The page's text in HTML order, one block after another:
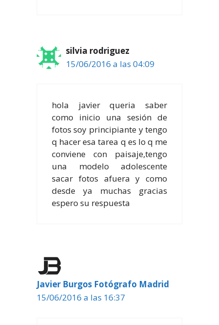
silvia rodriguez
15/06/2016 a las 04:09
hola javier queria saber
como inicio una sesión de
fotos soy principiante y tengo
q hacer esa tarea q es lo q me
conviene con paisaje,tengo
una modelo adolescente
sacar fotos afuera y como
desde ya muchas gracias
espero su respuesta
Javier Burgos Fotógrafo Madrid
15/06/2016 a las 16:37